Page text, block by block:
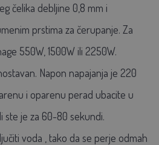
čelika debljine 0,8 mm i
prstima za čerupanje. Za
550W, 1500W ili 2250W.
Napon napajanja je 220
i oparenu perad ubacite u
ste je za 60-80 sekundi.
voda tako da se perje odmah